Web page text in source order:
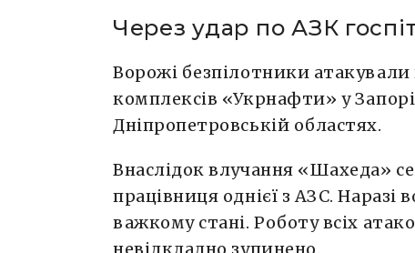
Через удар по АЗК
Ворожі безпілотники атакували
комплексів «Укрнафти» у
Дніпропетровській областях.
Внаслідок влучання «Шахеда»
працівниця однієї з АЗС. Наразі
важкому стані. Роботу всіх
невідкладно зупинено.